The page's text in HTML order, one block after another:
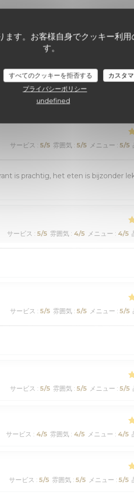
ます。お客様自身でクッキー利
す。
すべてのクッキーを拒否する
カスタ
プライバシーポリシー
undefined
価
サービス : 5/5 雰囲気 : 5/5 メニュー : 5/5
is prachtig, het eten is bijzonder
サービス : 5/5 雰囲気 : 4/5 メニュー : 4/5
サービス : 5/5 雰囲気 : 5/5 メニュー : 5/5
サービス : 5/5 雰囲気 : 5/5 メニュー : 5/5
サービス : 4/5 雰囲気 : 4/5 メニュー : 4/5
サービス : 5/5 雰囲気 : 5/5 メニュー : 5/5